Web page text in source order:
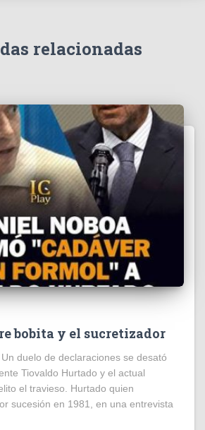
relacionadas
bobita y el sucretizador
duelo de declaraciones se desató
Tiovaldo Hurtado y el actual
el travieso. Hurtado quien
sucesión en 1981, en una entrevista